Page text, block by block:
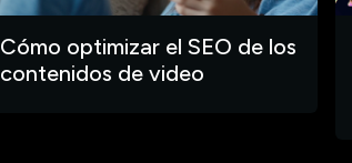
Cómo optimizar el SEO de los
contenidos de video